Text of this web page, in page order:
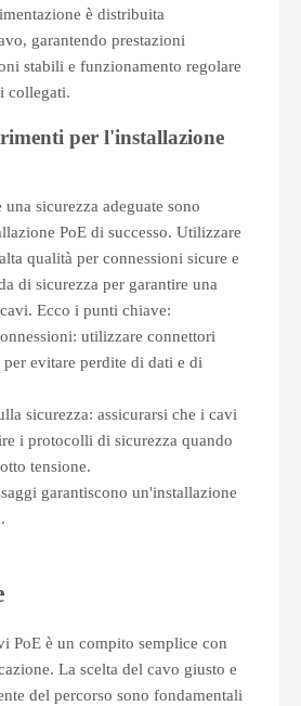
è distribuita
garantendo prestazioni
stabili e funzionamento regolare
collegati.
per l'installazione
sicurezza adeguate sono
PoE di successo. Utilizzare
qualità per connessioni sicure e
di sicurezza per garantire una
Ecco i punti chiave:
utilizzare connettori
evitare perdite di dati e di
sicurezza: assicurarsi che i cavi
i protocolli di sicurezza quando
tensione.
garantiscono un'installazione
PoE è un compito semplice con
La scelta del cavo giusto e
del percorso sono fondamentali